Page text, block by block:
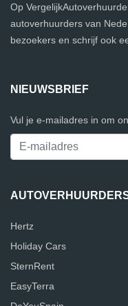
Op
autoverhuurders van
bezoekers en schrijf ook
NIEUWSBRIEF
Vul je e-mailadres in om
Hertz
Holiday Cars
SternRent
EasyTerra